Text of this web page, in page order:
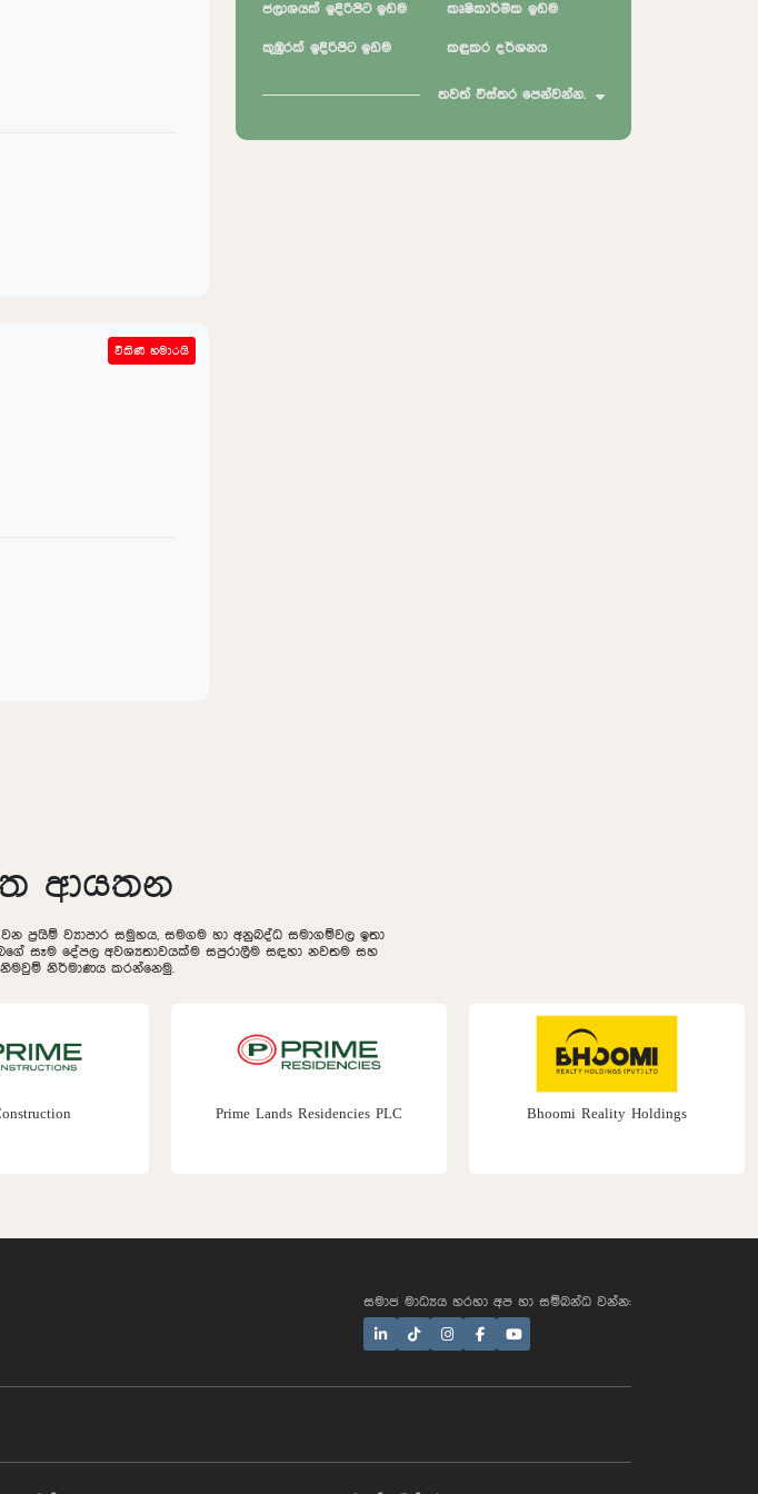
SOLD OUT
විකිණී හමාරයි
ජලාශයක් ඉදිරිපිට ඉඩම කෘෂිකාර්මික ඉඩම
කුඹුරක් ඉදිරිපිට ඉඩම කඳුකර දර්ශනය
තවත් විස්තර පෙන්වන්න.
ආයතන
ප්‍රයිම් ව්‍යාපාර සමුහය, සමගම හා අනුබද්ධ සමාගම්වල ඉතා
සෑම දේපල අවශ්‍යතාවයක්ම සපුරාලීම සඳහා නවතම සහ
නිර්මාණය කරන්නෙමු.
Prime Lands Residencies PLC Bhoomi Reality Holdings
සමාජ මාධ්‍යය හරහා අප හා සම්බන්ධ වන්න: